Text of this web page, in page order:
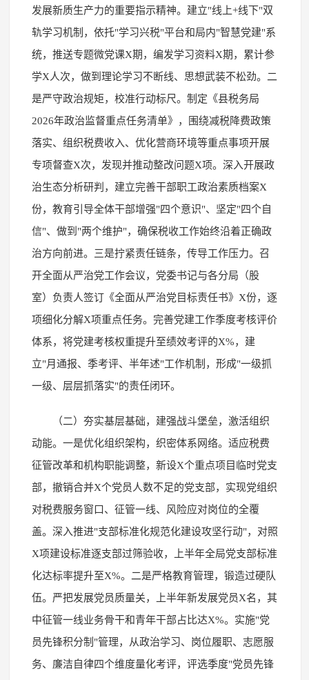
发展新质生产力的重要指示精神。建立"线上+线下"双
轨学习机制，依托"学习兴税"平台和局内"智慧党建"系
统，推送专题微党课X期，编发学习资料X期，累计参
学X人次，做到理论学习不断线、思想武装不松劲。二
是严守政治规矩，校准行动标尺。制定《县税务局
2026年政治监督重点任务清单》，围绕减税降费政策
落实、组织税费收入、优化营商环境等重点事项开展
专项督查X次，发现并推动整改问题X项。深入开展政
治生态分析研判，建立完善干部职工政治素质档案X
份，教育引导全体干部增强"四个意识"、坚定"四个自
信"、做到"两个维护"，确保税收工作始终沿着正确政
治方向前进。三是拧紧责任链条，传导工作压力。召
开全面从严治党工作会议，党委书记与各分局（股
室）负责人签订《全面从严治党目标责任书》X份，逐
项细化分解X项重点任务。完善党建工作季度考核评价
体系，将党建考核权重提升至绩效考评的X%，建
立"月通报、季考评、半年述"工作机制，形成"一级抓
一级、层层抓落实"的责任闭环。
（二）夯实基层基础，建强战斗堡垒，激活组织
动能。一是优化组织架构，织密体系网络。适应税费
征管改革和机构职能调整，新设X个重点项目临时党支
部，撤销合并X个党员人数不足的党支部，实现党组织
对税费服务窗口、征管一线、风险应对岗位的全覆
盖。深入推进"支部标准化规范化建设攻坚行动"，对照
X项建设标准逐支部过筛验收，上半年全局党支部标准
化达标率提升至X%。二是严格教育管理，锻造过硬队
伍。严把发展党员质量关，上半年新发展党员X名，其
中征管一线业务骨干和青年干部占比达X%。实施"党
员先锋积分制"管理，从政治学习、岗位履职、志愿服
务、廉洁自律四个维度量化考评，评选季度"党员先锋